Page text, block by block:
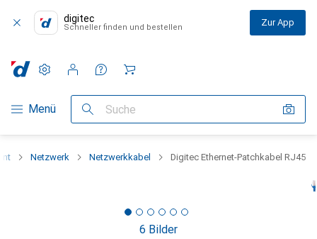
digitec
Schneller finden und bestellen Zur App
Navigation nach Kategorien
Menü Suche
Einstellungen
Kundenkonto
Vergleichslisten
Merklisten
Warenkorb
Netzwerk Netzwerkkabel Digitec Ethernet-Patchkabel RJ45
6 Bilder